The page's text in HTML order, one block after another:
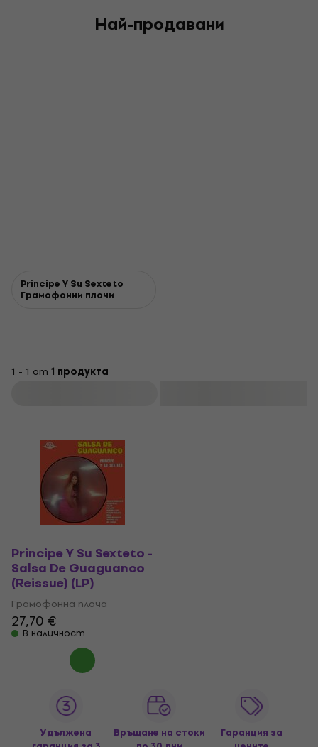
Най-продавани
Principe Y Su Sexteto
Грамофонни плочи
1 - 1 от 1 продукта
Principe Y Su Sexteto -
Salsa De Guaguanco
(Reissue) (LP)
Грамофонна плоча
27,70 €
В наличност
Удължена
Връщане на стоки
Гаранция за